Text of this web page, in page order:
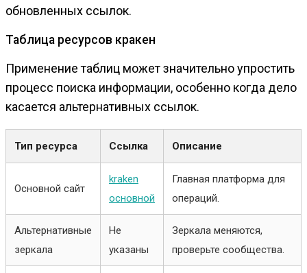
обновленных ссылок.
Таблица ресурсов кракен
Применение таблиц может значительно упростить
процесс поиска информации, особенно когда дело
касается альтернативных ссылок.
Тип ресурса Ссылка Описание
Основной сайт
kraken
основной
Главная платформа для
операций.
Альтернативные
зеркала
Не
указаны
Зеркала меняются,
проверьте сообщества.